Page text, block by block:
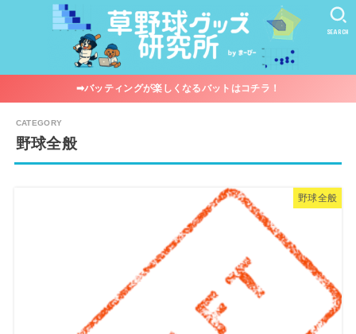
SEARCH
➡︎バッティングが楽しくなるバットはコチラ！
野球全般
野球全般